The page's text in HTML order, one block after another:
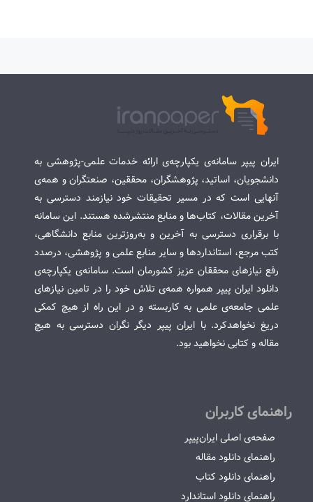
ایران پیپر سامانه‌ی یکپارچه‌ی ارائه خدمات علمی-پژوهشی به
دانشجویان، اساتید، پژوهشگران، محققین، صنعتگران و همه‌ی
آنهایی است که در مسیر تحقیقات خود نیازمند دسترسی به
آخرین مقالات، کتاب‌ها و منابع منتشرشده هستند. این سامانه
با برقراری دسترسی به آخرین و به‌روزترین منابع دانشگاهی،
کتب مرجع، استانداردها و سایر منابع علمی و پژوهشی، درصدد
رفع نیازهای محققان عزیز کشورمان است. سامانه‌ی یکپارچه‌ی
دانلود ایران پیپر همواره همه‌ی تلاش خود را در تامین نیازهای
علمی جامعه‌ی علمی به کاربسته و در این راه از هیچ کمکی
دریغ نخواهدکرد. با ایران پیپر دیگر نگران دسترسی به هیچ
مقاله و کتابی نخواهید بود.
راهنمای کاربران
صفحه‌ی اصلی ایران‌پیپر
راهنمای دانلود مقاله
راهنمای دانلود کتاب
راهنمای دانلود استاندارد